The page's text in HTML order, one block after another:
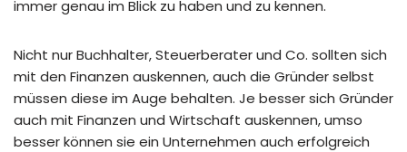
immer genau im Blick zu haben und zu kennen.
Nicht nur Buchhalter, Steuerberater und Co. sollten sich
mit den Finanzen auskennen, auch die Gründer selbst
müssen diese im Auge behalten. Je besser sich Gründer
auch mit Finanzen und Wirtschaft auskennen, umso
besser können sie ein Unternehmen auch erfolgreich